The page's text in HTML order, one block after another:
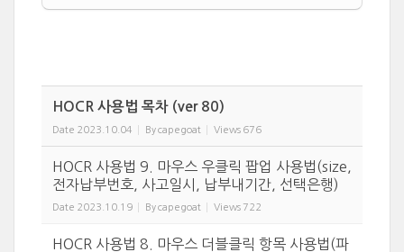
HOCR 사용법 목차 (ver 80)
Date 2023.10.04 Bycapegoat Views 676
HOCR 사용법 9. 마우스 우클릭 팝업 사용법(size,
전자납부번호, 사고일시, 납부내기간, 선택은행)
Date 2023.10.19 Bycapegoat Views 722
HOCR 사용법 8. 마우스 더블클릭 항목 사용법(파